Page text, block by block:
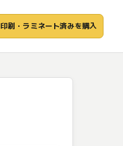
印刷・ラミネート済みを購入